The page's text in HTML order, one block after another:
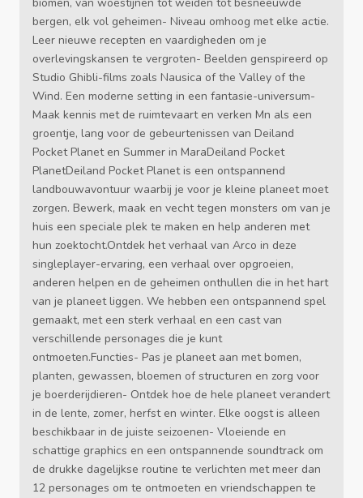
bergen, elk vol geheimen- Niveau omhoog met elke actie.
Leer nieuwe recepten en vaardigheden om je
overlevingskansen te vergroten- Beelden genspireerd op
Studio Ghibli-films zoals Nausica of the Valley of the
Wind. Een moderne setting in een fantasie-universum-
Maak kennis met de ruimtevaart en verken Mn als een
groentje, lang voor de gebeurtenissen van Deiland
Pocket Planet en Summer in MaraDeiland Pocket
PlanetDeiland Pocket Planet is een ontspannend
landbouwavontuur waarbij je voor je kleine planeet moet
zorgen. Bewerk, maak en vecht tegen monsters om van je
huis een speciale plek te maken en help anderen met
hun zoektocht.Ontdek het verhaal van Arco in deze
singleplayer-ervaring, een verhaal over opgroeien,
anderen helpen en de geheimen onthullen die in het hart
van je planeet liggen. We hebben een ontspannend spel
gemaakt, met een sterk verhaal en een cast van
verschillende personages die je kunt
ontmoeten.Functies- Pas je planeet aan met bomen,
planten, gewassen, bloemen of structuren en zorg voor
je boerderijdieren- Ontdek hoe de hele planeet verandert
in de lente, zomer, herfst en winter. Elke oogst is alleen
beschikbaar in de juiste seizoenen- Vloeiende en
schattige graphics en een ontspannende soundtrack om
de drukke dagelijkse routine te verlichten met meer dan
12 personages om te ontmoeten en vriendschappen te